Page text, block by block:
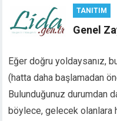
TANITIM
Genel
Eğer doğru yoldaysanız,
(hatta daha başlamadan
Bulunduğunuz durumdan
böylece, gelecek olanlara